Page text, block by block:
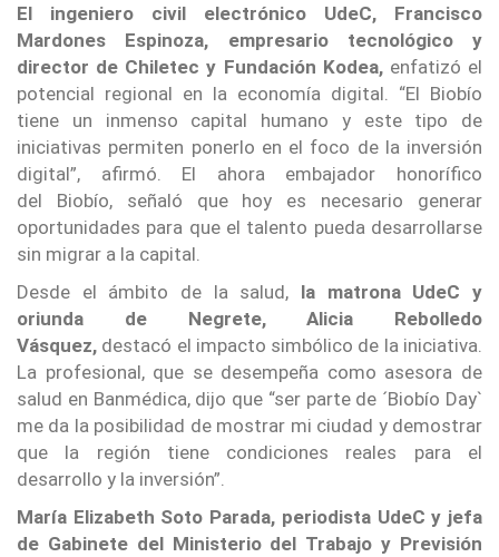
El ingeniero civil electrónico UdeC, Francisco
Mardones Espinoza, empresario tecnológico y
director de Chiletec y Fundación Kodea,enfatizó el
potencial regional en la economía digital. “El Biobío
tiene un inmenso capital humano y este tipo de
iniciativas permiten ponerlo en el foco de la inversión
digital”, afirmó. El ahora embajador honorífico
del Biobío, señaló que hoy es necesario generar
oportunidades para que el talento pueda desarrollarse
sin migrar a la capital.
Desde el ámbito de la salud, la matrona UdeC y
oriunda de Negrete, Alicia Rebolledo
Vásquez, destacó el impacto simbólico de la iniciativa.
La profesional, que se desempeña como asesora de
salud en Banmédica, dijo que “ser parte de ´Biobío Day`
me da la posibilidad de mostrar mi ciudad y demostrar
que la región tiene condiciones reales para el
desarrollo y la inversión”.
María Elizabeth Soto Parada, periodista UdeC y jefa
de Gabinete del Ministerio del Trabajo y Previsión